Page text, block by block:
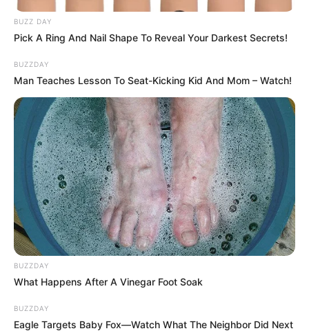
BUZZ DAY
Pick A Ring And Nail Shape To Reveal Your Darkest Secrets!
BUZZDAY
Man Teaches Lesson To Seat-Kicking Kid And Mom – Watch!
BUZZDAY
What Happens After A Vinegar Foot Soak
BUZZDAY
Eagle Targets Baby Fox—Watch What The Neighbor Did Next